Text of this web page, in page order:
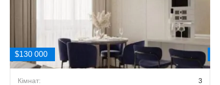
$130 000
Кімнат:
3